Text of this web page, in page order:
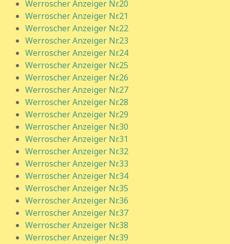
Werroscher Anzeiger Nr.20
Werroscher Anzeiger Nr.21
Werroscher Anzeiger Nr.22
Werroscher Anzeiger Nr.23
Werroscher Anzeiger Nr.24
Werroscher Anzeiger Nr.25
Werroscher Anzeiger Nr.26
Werroscher Anzeiger Nr.27
Werroscher Anzeiger Nr.28
Werroscher Anzeiger Nr.29
Werroscher Anzeiger Nr.30
Werroscher Anzeiger Nr.31
Werroscher Anzeiger Nr.32
Werroscher Anzeiger Nr.33
Werroscher Anzeiger Nr.34
Werroscher Anzeiger Nr.35
Werroscher Anzeiger Nr.36
Werroscher Anzeiger Nr.37
Werroscher Anzeiger Nr.38
Werroscher Anzeiger Nr.39